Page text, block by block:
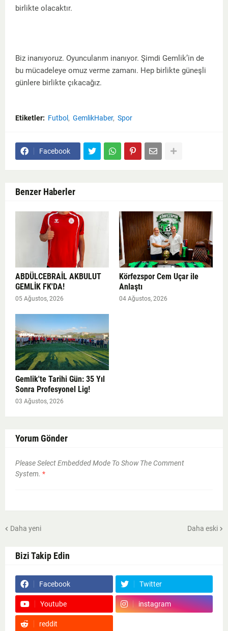
birlikte olacaktır.
Biz inanıyoruz. Oyuncularım inanıyor. Şimdi Gemlik’in de
bu mücadeleye omuz verme zamanı. Hep birlikte güneşli
günlere birlikte çıkacağız.
Etiketler: Futbol GemlikHaber Spor
Facebook
Benzer Haberler
ABDÜLCEBRAİL AKBULUT
GEMLİK FK'DA!
05 Ağustos, 2026
Körfezspor Cem Uçar ile
Anlaştı
04 Ağustos, 2026
Gemlik'te Tarihi Gün: 35 Yıl
Sonra Profesyonel Lig!
03 Ağustos, 2026
Yorum Gönder
Please Select Embedded Mode To Show The Comment
System. *
Daha yeni Daha eski
Bizi Takip Edin
Facebook Twitter
Youtube instagram
reddit